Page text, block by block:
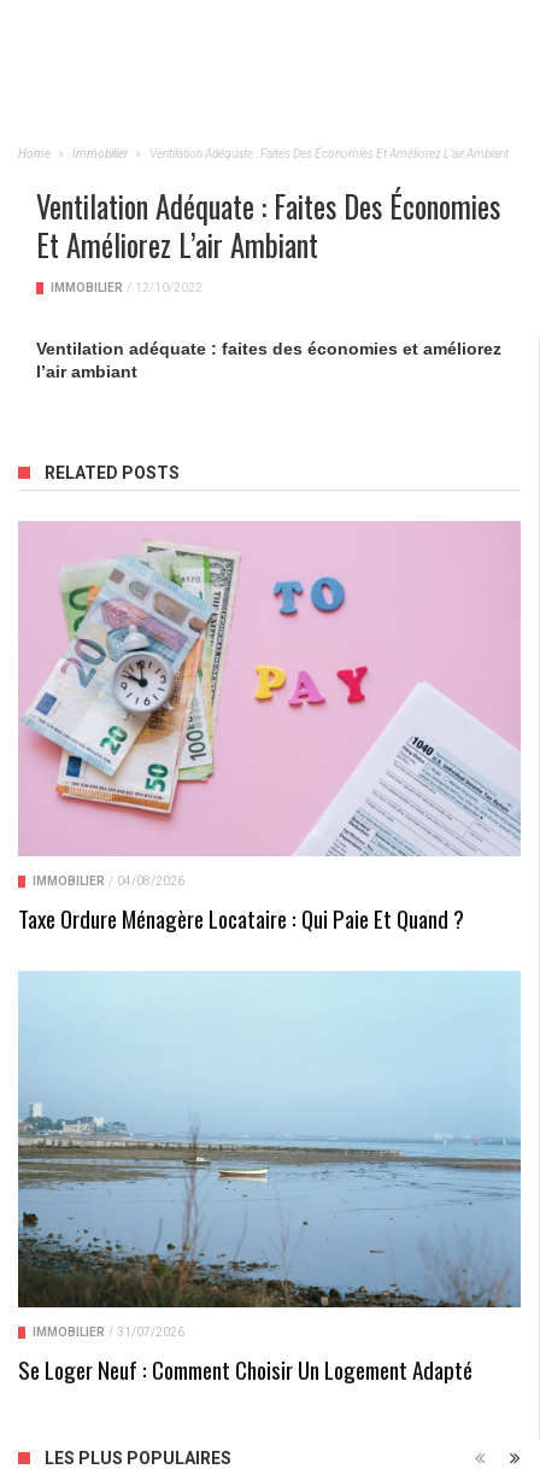
Home Immobilier Ventilation Adéquate : Faites Des Économies Et Améliorez L’air Ambiant
Ventilation Adéquate : Faites Des Économies
Et Améliorez L’air Ambiant
IMMOBILIER / 12/10/2022
Ventilation adéquate : faites des économies et améliorez
l’air ambiant
RELATED POSTS
IMMOBILIER / 04/08/2026
Taxe Ordure Ménagère Locataire : Qui Paie Et Quand ?
IMMOBILIER / 31/07/2026
Se Loger Neuf : Comment Choisir Un Logement Adapté
LES PLUS POPULAIRES